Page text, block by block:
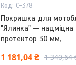
C-378
Покришка для
"Ялинка" — надміцна
протектор 30 мм,
1 181,04 ₴ 1 340,64